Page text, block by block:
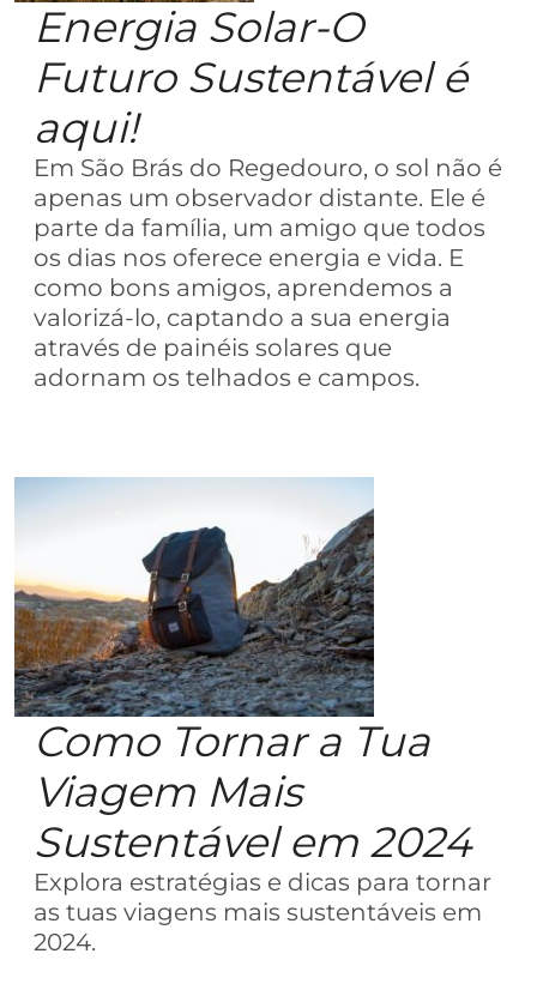
Energia Solar-O
Futuro Sustentável é
aqui!
Em São Brás do Regedouro, o sol não é
apenas um observador distante. Ele é
parte da família, um amigo que todos
os dias nos oferece energia e vida. E
como bons amigos, aprendemos a
valorizá-lo, captando a sua energia
através de painéis solares que
adornam os telhados e campos.
Como Tornar a Tua
Viagem Mais
Sustentável em 2024
Explora estratégias e dicas para tornar
as tuas viagens mais sustentáveis em
2024.